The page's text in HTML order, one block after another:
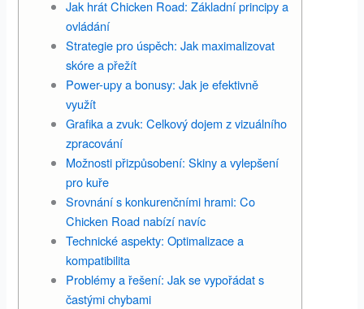
Jak hrát Chicken Road: Základní principy a
ovládání
Strategie pro úspěch: Jak maximalizovat
skóre a přežít
Power-upy a bonusy: Jak je efektivně
využít
Grafika a zvuk: Celkový dojem z vizuálního
zpracování
Možnosti přizpůsobení: Skiny a vylepšení
pro kuře
Srovnání s konkurenčními hrami: Co
Chicken Road nabízí navíc
Technické aspekty: Optimalizace a
kompatibilita
Problémy a řešení: Jak se vypořádat s
častými chybami